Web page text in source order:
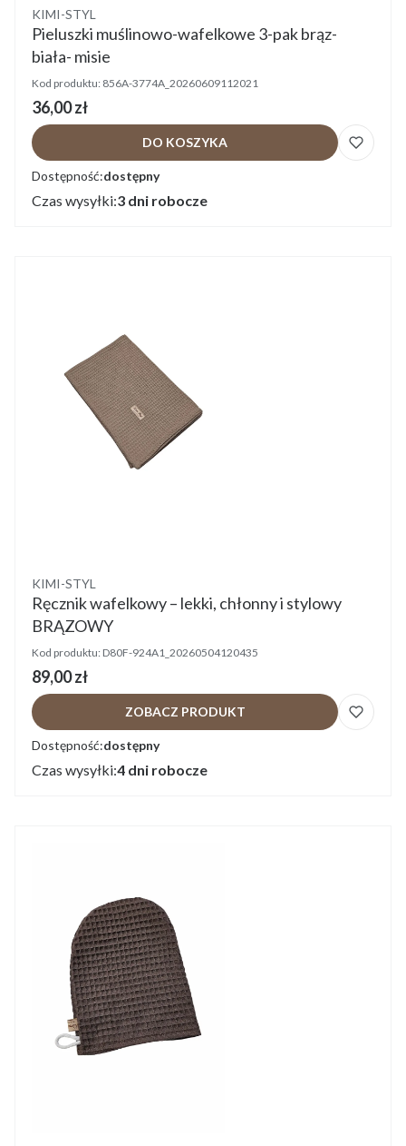
Producent
KIMI-STYL
Pieluszki muślinowo-wafelkowe 3-pak brąz-
biała- misie
Kod produktu: 856A-3774A_20260609112021
Cena
36,00 zł
DO KOSZYKA
Dostępność:dostępny
Czas wysyłki:3 dni robocze
Producent
KIMI-STYL
Ręcznik wafelkowy – lekki, chłonny i stylowy
BRĄZOWY
Kod produktu: D80F-924A1_20260504120435
Cena
89,00 zł
ZOBACZ PRODUKT
Dostępność:dostępny
Czas wysyłki:4 dni robocze